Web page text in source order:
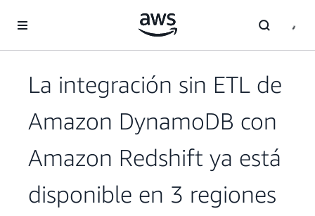
La integración sin ETL de
Amazon DynamoDB con
Amazon Redshift ya está
disponible en 3 regiones